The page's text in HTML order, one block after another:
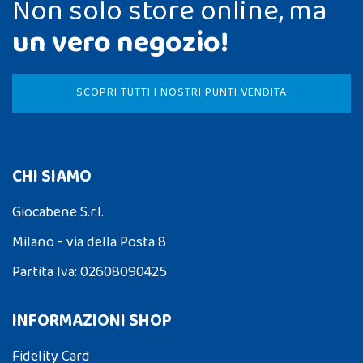
Non solo store online, ma
un vero negozio!
SCOPRI TUTTI I NOSTRI PUNTI VENDITA
CHI SIAMO
Giocabene S.r.l.
Milano - via della Posta 8
Partita Iva: 02608090425
INFORMAZIONI SHOP
Fidelity Card